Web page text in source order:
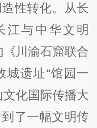
性转化。从长
江与中华文明
《川渝石窟联合
城遗址“馆园一
化国际传播大
了一幅文明传